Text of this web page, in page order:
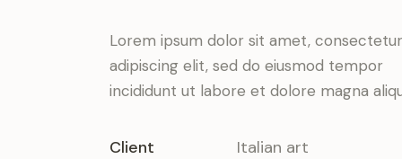
Lorem ipsum dolor sit amet, consectetur
adipiscing elit, sed do eiusmod tempor
incididunt ut labore et dolore magna
Client
Italian art